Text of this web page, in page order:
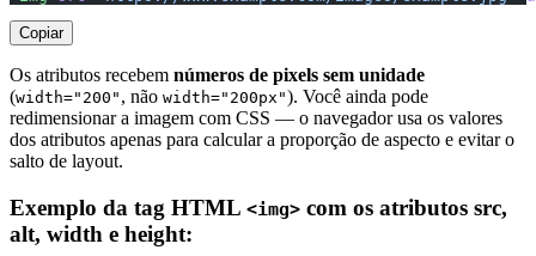
Copiar
Os atributos recebem números de pixels sem unidade
(width="200" , não width="200px"). Você ainda pode
redimensionar a imagem com CSS — o navegador usa os valores
dos atributos apenas para calcular a proporção de aspecto e evitar o
salto de layout.
Exemplo da tag HTML <img> com os atributos src,
alt, width e height: